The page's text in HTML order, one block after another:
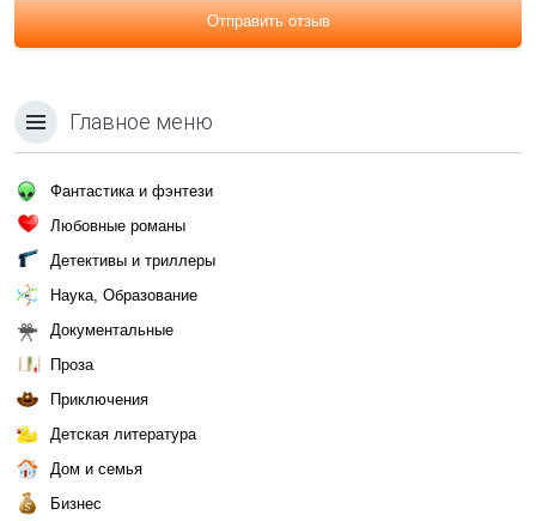
Отправить отзыв
Главное меню
Фантастика и фэнтези
Любовные романы
Детективы и триллеры
Наука, Образование
Документальные
Проза
Приключения
Детская литература
Дом и семья
Бизнес